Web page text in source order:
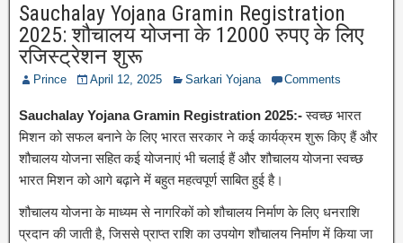
Sauchalay Yojana Gramin Registration
2025: शौचालय योजना के 12000 रुपए के लिए
रजिस्ट्रेशन शुरू
Prince April 12, 2025 Sarkari Yojana Comments
Sauchalay Yojana Gramin Registration 2025:-स्वच्छ भारत
मिशन को सफल बनाने के लिए भारत सरकार ने कई कार्यक्रम शुरू किए हैं और
शौचालय योजना सहित कई योजनाएं भी चलाई हैं और शौचालय योजना स्वच्छ
भारत मिशन को आगे बढ़ाने में बहुत महत्वपूर्ण साबित हुई है।
शौचालय योजना के माध्यम से नागरिकों को शौचालय निर्माण के लिए धनराशि
प्रदान की जाती है, जिससे प्राप्त राशि का उपयोग शौचालय निर्माण में किया जा